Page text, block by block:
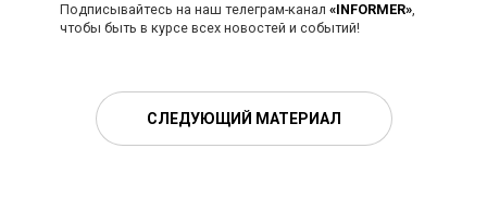
Подписывайтесь на наш телеграм-канал «INFORMER»,
чтобы быть в курсе всех новостей и событий!
СЛЕДУЮЩИЙ МАТЕРИАЛ